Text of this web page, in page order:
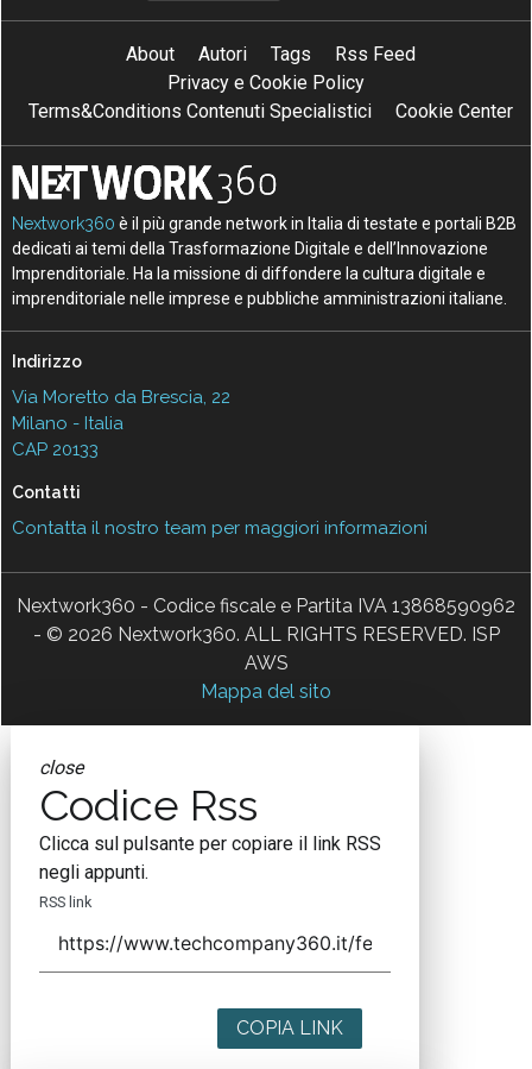
About Autori Tags
Rss Feed
Privacy e Cookie Policy
Terms&Conditions Contenuti Specialistici
Cookie Center
Nextwork360 è il più grande network in Italia di testate e portali B2B
dedicati ai temi della Trasformazione Digitale e dell’Innovazione
Imprenditoriale. Ha la missione di diffondere la cultura digitale e
imprenditoriale nelle imprese e pubbliche amministrazioni italiane.
Indirizzo
Via Moretto da Brescia, 22
Milano - Italia
CAP 20133
Contatti
Contatta il nostro team per maggiori informazioni
Nextwork360 - Codice fiscale e Partita IVA 13868590962
- © 2026 Nextwork360. ALL RIGHTS RESERVED. ISP
AWS
Mappa del sito
close
Codice Rss
Clicca sul pulsante per copiare il link RSS
negli appunti.
RSS link
COPIA LINK